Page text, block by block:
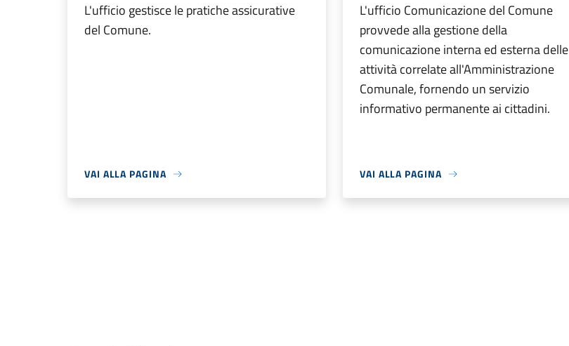
L'ufficio gestisce le pratiche assicurative
del Comune.
VAI ALLA PAGINA
L'ufficio Comunicazione del Comune
provvede alla gestione della
comunicazione interna ed esterna delle
attività correlate all'Amministrazione
Comunale, fornendo un servizio
informativo permanente ai cittadini.
VAI ALLA PAGINA